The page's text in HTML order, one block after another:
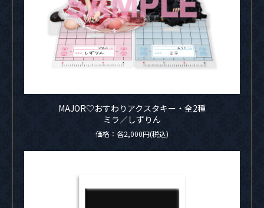
MAJOR♡おすわりアクスタキー・全2種
ミラ／しずりん
価格：各2,000円(税込)